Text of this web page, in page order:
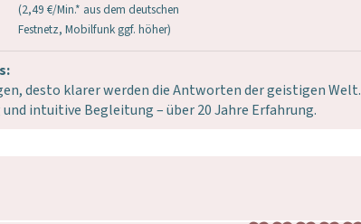
desto klarer werden die Antworten der geistigen Welt.
intuitive Begleitung – über 20 Jahre Erfahrung.
(2,49 €/Min.* aus dem deutschen
Festnetz, Mobilfunk ggf. höher)